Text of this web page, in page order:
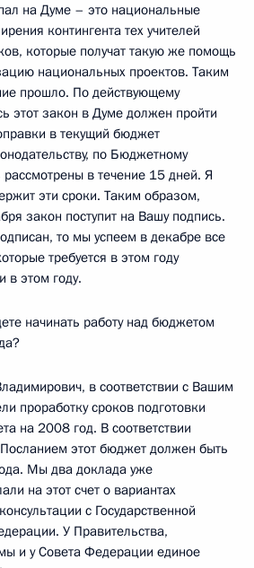
на Думе – это национальные
контингента тех учителей
которые получат такую же помощь
национальных проектов. Таким
прошло. По действующему
этот закон в Думе должен пройти
в текущий бюджет
по Бюджетному
в течение 15 дней. Я
эти сроки. Таким образом,
закон поступит на Вашу подпись.
то мы успеем в декабре все
требуется в этом году
в этом году.
начинать работу над бюджетом
в соответствии с Вашим
проработку сроков подготовки
на 2008 год. В соответствии
этот бюджет должен быть
Мы два доклада уже
на этот счет о вариантах
с Государственной
У Правительства,
и у Совета Федерации единое